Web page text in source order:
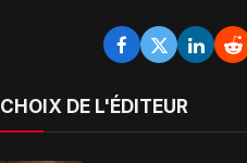
CHOIX DE L'ÉDITEUR